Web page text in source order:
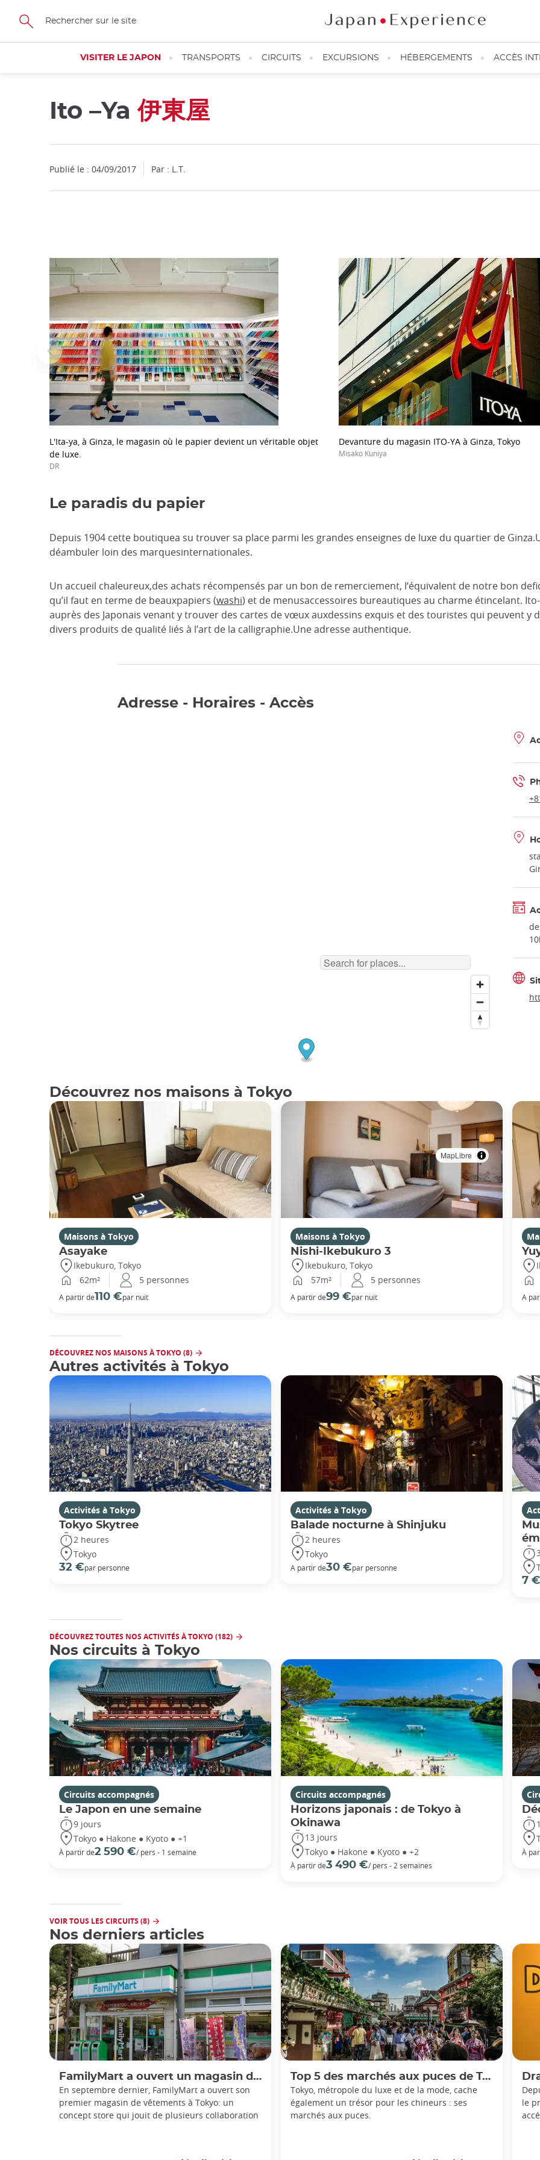
Skip
main
VISITER LE JAPON TRANSPORTS CIRCUITS EXCURSIONS HÉBERGEMENTS ACCÈS
Ito –Ya伊東屋
Publié le : 04/09/2017 Par : L.T.
L'Ita-ya, à Ginza, le magasin où le papier devient un véritable objet
de luxe.
DR
Devanture du magasin ITO-YA à Ginza, Tokyo
Misako Kuniya
Le paradis du papier
Depuis 1904 cette boutiquea su trouver sa place parmi les grandes enseignes de luxe du quartier de
déambuler loin des marquesinternationales.
Un accueil chaleureux,des achats récompensés par un bon de remerciement, l‘équivalent de notre bon
qu’il faut en terme de beauxpapiers (washi) et de menusaccessoires bureautiques au charme étincelant.
auprès des Japonais venant y trouver des cartes de vœux auxdessins exquis et des touristes qui peuvent
divers produits de qualité liés à l’art de la calligraphie.Une adresse authentique.
Adresse - Horaires - Accès
MapLibre
Découvrez nos maisons à Tokyo
Maisons à Tokyo
Asayake
Ikebukuro, Tokyo
62m²
5 personnes
A partir de110 €par nuit
Maisons à Tokyo
Nishi-Ikebukuro 3
Ikebukuro, Tokyo
57m²
5 personnes
A partir de99 €par nuit A
DÉCOUVREZ NOS MAISONS À TOKYO (8)
Autres activités à Tokyo
Activités à Tokyo
Tokyo Skytree
2 heures
Tokyo
32 €par personne
Activités à Tokyo
Balade nocturne à Shinjuku
2 heures
Tokyo
A partir de30 €par personne
7 €
DÉCOUVREZ TOUTES NOS ACTIVITÉS À TOKYO (182)
Nos circuits à Tokyo
Circuits accompagnés
Le Japon en une semaine
9 jours
Tokyo ● Hakone ● Kyoto ● +1
À partir de2 590 €/ pers - 1 semaine
Circuits accompagnés
Horizons japonais : de Tokyo à
Okinawa
13 jours
Tokyo ● Hakone ● Kyoto ● +2
À partir de3 490 €/ pers - 2 semaines
À
VOIR TOUS LES CIRCUITS (8)
Nos derniers articles
FamilyMart a ouvert un magasin de vêtements
En septembre dernier, FamilyMart a ouvert son
premier magasin de vêtements à Tokyo: un
concept store qui jouit de plusieurs collaboration
Top 5 des marchés aux puces de Tokyo
Tokyo, métropole du luxe et de la mode, cache
également un trésor pour les chineurs : ses
marchés aux puces.
le